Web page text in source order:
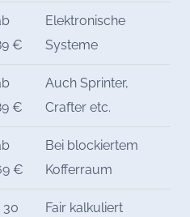
€
Elektronische
Systeme
€
Auch Sprinter,
Crafter etc.
€
Bei blockiertem
Kofferraum
30
Fair kalkuliert